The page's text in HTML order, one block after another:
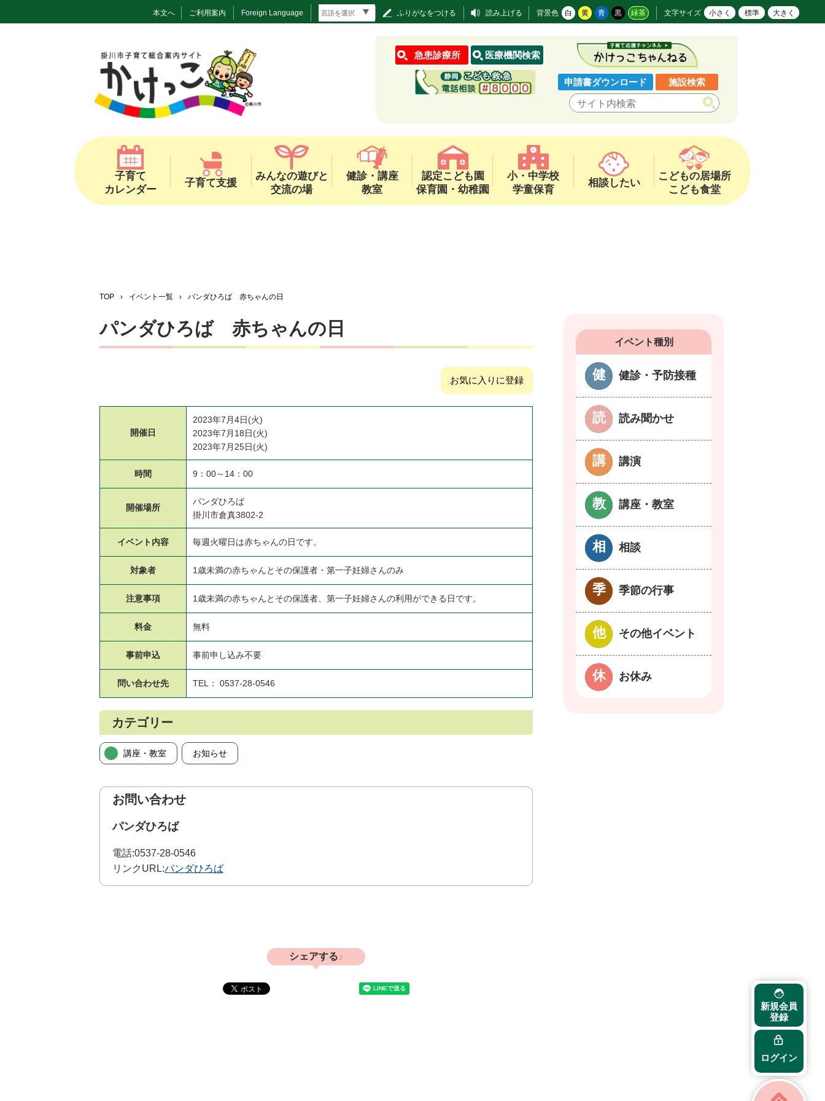
本文へ ご利用案内 Foreign Language ふりがなをつける 読み上げる 背景色 白 黄 青 黒 緑茶 文字サイズ 小さく 標準 大きく
急患診療所 医療機関検索
申請書ダウンロード 施設検索
子育て
カレンダー
子育て支援
みんなの遊びと
交流の場
健診・講座
教室
認定こども園
保育園・幼稚園
小・中学校
学童保育
相談したい
こどもの居場所
こども食堂
TOP › イベント一覧 › パンダひろば 赤ちゃんの日
パンダひろば 赤ちゃんの日
お気に入りに登録
開催日
2023年7月4日(火)
2023年7月18日(火)
2023年7月25日(火)
時間 9：00～14：00
開催場所
パンダひろば
掛川市倉真3802-2
イベント 内容 毎週火曜日は赤ちゃんの日です。
対象者 1歳未満の赤ちゃんとその保護者・第一子妊婦さんのみ
注意事項 1歳未満の赤ちゃんとその保護者、第一子妊婦さんの利用ができる日です。
料金 無料
事前申込 事前申し込み不要
問い合わせ先 TEL： 0537-28-0546
カテゴリー
講座・教室 お知らせ
お問い合わせ
パンダひろば
電話:0537-28-0546
リンクURL:パンダひろば
シェアする
イベント種別
健診・予防接種
読み聞かせ
講演
講座・教室
相談
季節の行事
その他イベント
お休み
新規会員
登録
ログイン